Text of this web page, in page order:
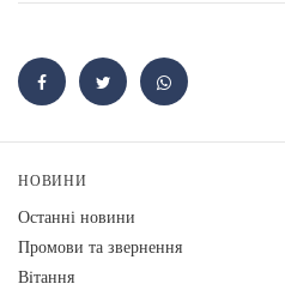
НОВИНИ
Останні новини
Промови та звернення
Вiтання